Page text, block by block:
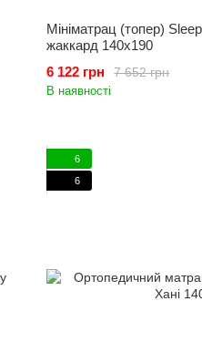
Мініматрац (топер)
жаккард 140x190
7 652 грн
6 122 грн
В наявності
6
6